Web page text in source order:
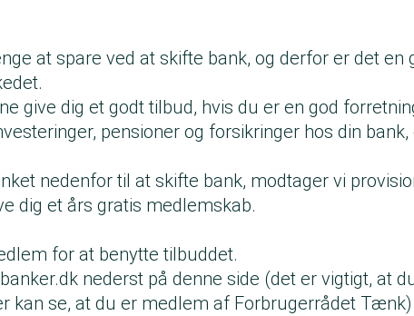
at spare ved at skifte bank, og derfor er det en
give dig et godt tilbud, hvis du er en god
pensioner og forsikringer hos din
nedenfor til at skifte bank, modtager vi
dig et års gratis medlemskab.
for at benytte tilbuddet.
nederst på denne side (det er vigtigt, at
kan se, at du er medlem af Forbrugerrådet Tænk)